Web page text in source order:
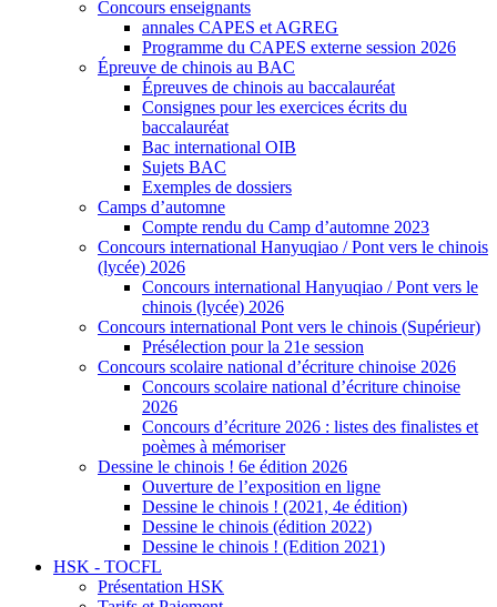
Concours enseignants
annales CAPES et AGREG
Programme du CAPES externe session 2026
Épreuve de chinois au BAC
Épreuves de chinois au baccalauréat
Consignes pour les exercices écrits du
baccalauréat
Bac international OIB
Sujets BAC
Exemples de dossiers
Camps d’automne
Compte rendu du Camp d’automne 2023
Concours international Hanyuqiao / Pont vers le chinois
(lycée) 2026
Concours international Hanyuqiao / Pont vers le
chinois (lycée) 2026
Concours international Pont vers le chinois (Supérieur)
Présélection pour la 21e session
Concours scolaire national d’écriture chinoise 2026
Concours scolaire national d’écriture chinoise
2026
Concours d’écriture 2026 : listes des finalistes et
poèmes à mémoriser
Dessine le chinois ! 6e édition 2026
Ouverture de l’exposition en ligne
Dessine le chinois ! (2021, 4e édition)
Dessine le chinois (édition 2022)
Dessine le chinois ! (Edition 2021)
HSK - TOCFL
Présentation HSK